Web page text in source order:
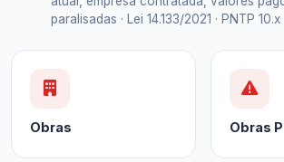
paralisadas · Lei 14.133/2021 · PNTP 10.x
Obras Obras